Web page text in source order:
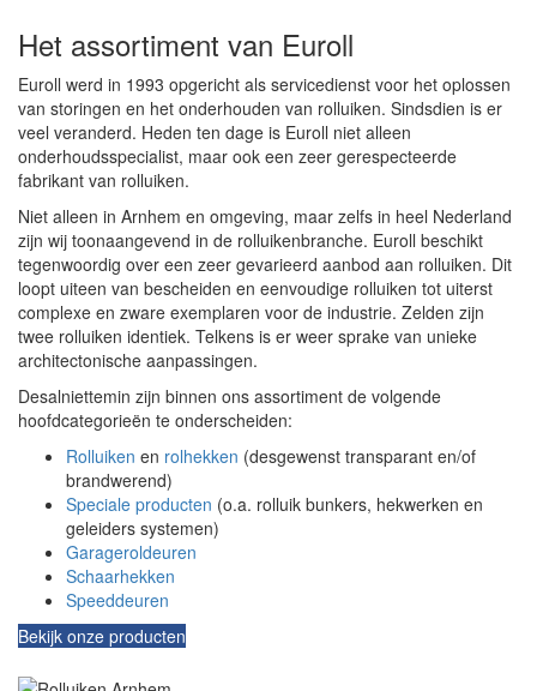
Het assortiment van Euroll
Euroll werd in 1993 opgericht als servicedienst voor het oplossen
van storingen en het onderhouden van rolluiken. Sindsdien is er
veel veranderd. Heden ten dage is Euroll niet alleen
onderhoudsspecialist, maar ook een zeer gerespecteerde
fabrikant van rolluiken.
Niet alleen in Arnhem en omgeving, maar zelfs in heel Nederland
zijn wij toonaangevend in de rolluikenbranche. Euroll beschikt
tegenwoordig over een zeer gevarieerd aanbod aan rolluiken. Dit
loopt uiteen van bescheiden en eenvoudige rolluiken tot uiterst
complexe en zware exemplaren voor de industrie. Zelden zijn
twee rolluiken identiek. Telkens is er weer sprake van unieke
architectonische aanpassingen.
Desalniettemin zijn binnen ons assortiment de volgende
hoofdcategorieën te onderscheiden:
Rolluiken en rolhekken (desgewenst transparant en/of
brandwerend)
Speciale producten (o.a. rolluik bunkers, hekwerken en
geleiders systemen)
Garageroldeuren
Schaarhekken
Speeddeuren
Bekijk onze producten